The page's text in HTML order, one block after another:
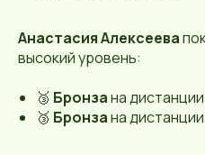
Анастасия Алексеева
высокий уровень:
🥉 Бронзана дистанции
🥉 Бронзана дистанции